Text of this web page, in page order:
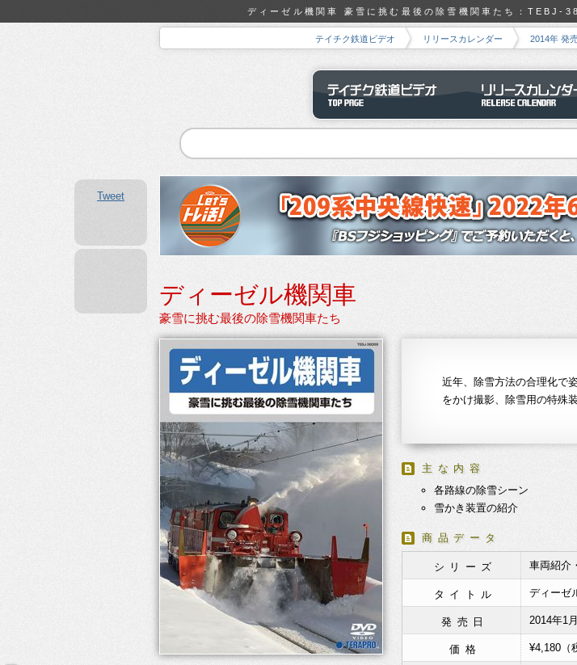
ディーゼル機関車 豪雪に挑む最後の除雪機関車たち：TEBJ-
テイチク鉄道ビデオ リリースカレンダー 2014年 発
Tweet
ディーゼル機関車
豪雪に挑む最後の除雪機関車たち
近年、除雪方法の合理化で
をかけ撮影、除雪用の特殊
主な内容
各路線の除雪シーン
雪かき装置の紹介
商品データ
シリーズ 車両紹介
タイトル ディーゼ
発売日 2014年1
価格 ¥4,180（